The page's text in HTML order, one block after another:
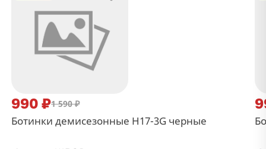
990 ₽1 590 ₽
Ботинки демисезонные H17-3G черные